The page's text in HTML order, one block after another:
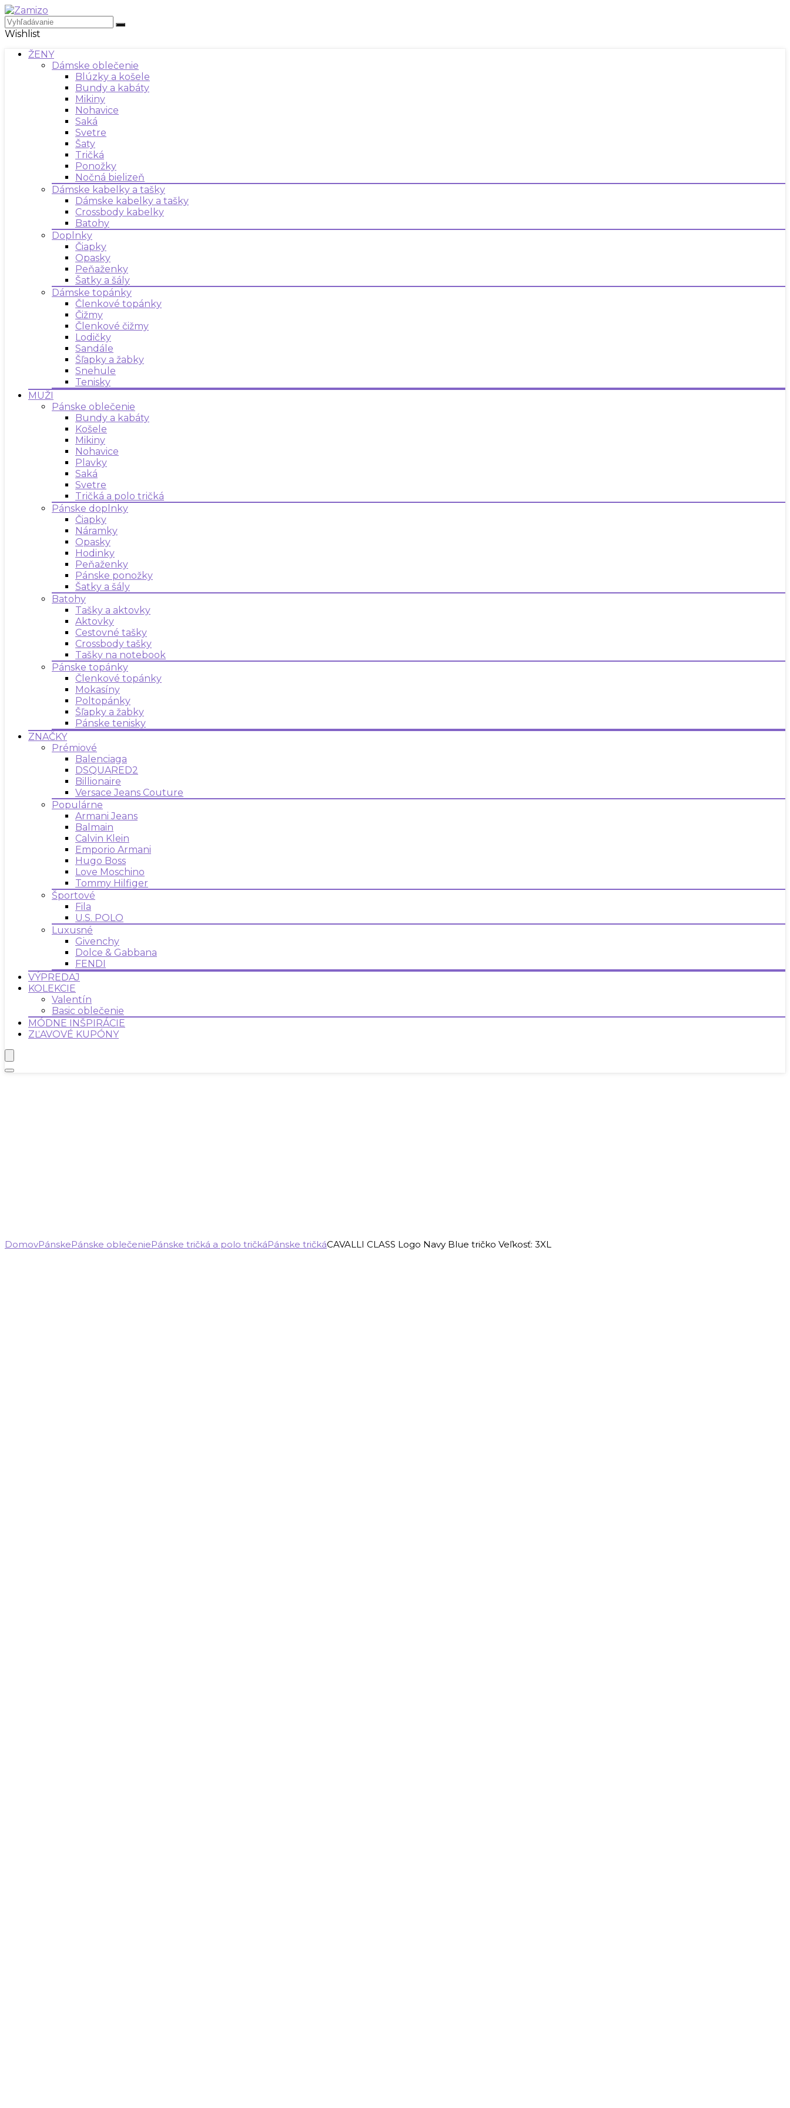
Wishlist
ŽENY
Dámske oblečenie
Blúzky a košele
Bundy a kabáty
Mikiny
Nohavice
Saká
Svetre
Šaty
Tričká
Ponožky
Nočná bielizeň
Dámske kabelky a tašky
Dámske kabelky a tašky
Crossbody kabelky
Batohy
Doplnky
Čiapky
Opasky
Peňaženky
Šatky a šály
Dámske topánky
Členkové topánky
Čižmy
Členkové čižmy
Lodičky
Sandále
Šľapky a žabky
Snehule
Tenisky
MUŽI
Pánske oblečenie
Bundy a kabáty
Košele
Mikiny
Nohavice
Plavky
Saká
Svetre
Tričká a polo tričká
Pánske doplnky
Čiapky
Náramky
Opasky
Hodinky
Peňaženky
Pánske ponožky
Šatky a šály
Batohy
Tašky a aktovky
Aktovky
Cestovné tašky
Crossbody tašky
Tašky na notebook
Pánske topánky
Členkové topánky
Mokasíny
Poltopánky
Šľapky a žabky
Pánske tenisky
ZNAČKY
Prémiové
Balenciaga
DSQUARED2
Billionaire
Versace Jeans Couture
Populárne
Armani Jeans
Balmain
Calvin Klein
Emporio Armani
Hugo Boss
Love Moschino
Tommy Hilfiger
Športové
Fila
U.S. POLO
Luxusné
Givenchy
Dolce & Gabbana
FENDI
VÝPREDAJ
KOLEKCIE
Valentín
Basic oblečenie
MÓDNE INŠPIRÁCIE
ZĽAVOVÉ KUPÓNY
DomovPánskePánske oblečeniePánske tričká a polo tričkáPánske tričkáCAVALLI CLASS Logo Navy Blue tričko Veľkosť: 3XL